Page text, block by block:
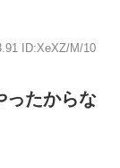
ID:XeXZ/M/10
ったからな